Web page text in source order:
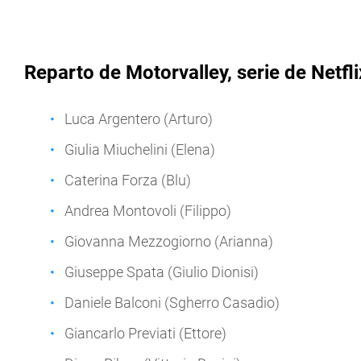
Reparto de Motorvalley, serie de
Luca Argentero (Arturo)
Giulia Miuchelini (Elena)
Caterina Forza (Blu)
Andrea Montovoli (Filippo)
Giovanna Mezzogiorno (Arianna)
Giuseppe Spata (Giulio Dionisi)
Daniele Balconi (Sgherro Casadio)
Giancarlo Previati (Ettore)